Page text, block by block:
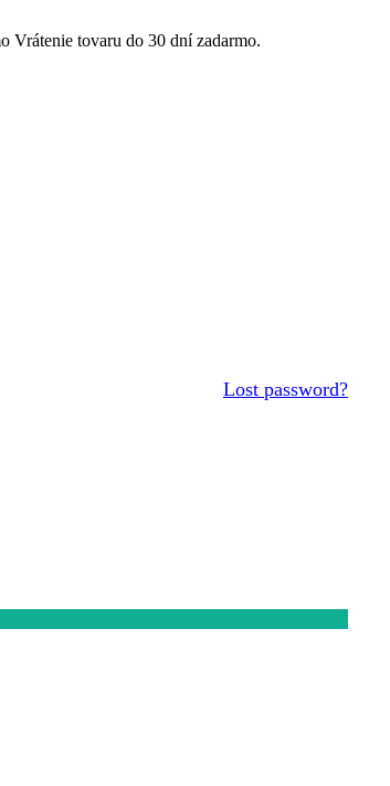
Vrátenie tovaru do 30 dní zadarmo.
Lost password?